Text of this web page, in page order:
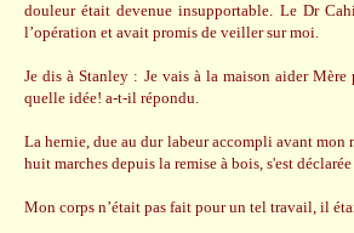
douleur était devenue insupportable. Le Dr
l’opération et avait promis de veiller sur moi.
Je dis à Stanley : Je vais à la maison aider
quelle idée! a-t-il répondu.
La hernie, due au dur labeur accompli avant mon
huit marches depuis la remise à bois, s'est déclarée
Mon corps n’était pas fait pour un tel travail, il